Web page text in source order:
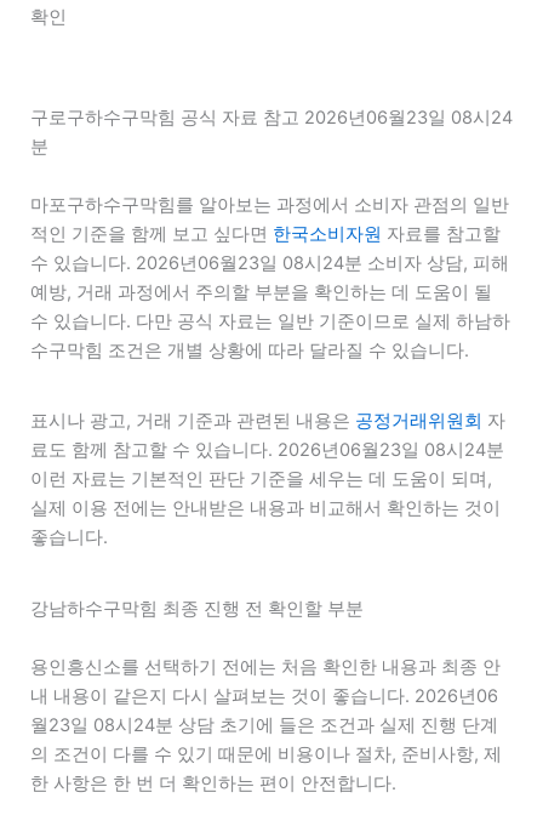
확인
구로구하수구막힘 공식 자료 참고 2026년06월23일 08시24
분
마포구하수구막힘를 알아보는 과정에서 소비자 관점의 일반
적인 기준을 함께 보고 싶다면 한국소비자원 자료를 참고할
수 있습니다. 2026년06월23일 08시24분 소비자 상담, 피해
예방, 거래 과정에서 주의할 부분을 확인하는 데 도움이 될
수 있습니다. 다만 공식 자료는 일반 기준이므로 실제 하남하
수구막힘 조건은 개별 상황에 따라 달라질 수 있습니다.
표시나 광고, 거래 기준과 관련된 내용은 공정거래위원회 자
료도 함께 참고할 수 있습니다. 2026년06월23일 08시24분
이런 자료는 기본적인 판단 기준을 세우는 데 도움이 되며,
실제 이용 전에는 안내받은 내용과 비교해서 확인하는 것이
좋습니다.
강남하수구막힘 최종 진행 전 확인할 부분
용인흥신소를 선택하기 전에는 처음 확인한 내용과 최종 안
내 내용이 같은지 다시 살펴보는 것이 좋습니다. 2026년06
월23일 08시24분 상담 초기에 들은 조건과 실제 진행 단계
의 조건이 다를 수 있기 때문에 비용이나 절차, 준비사항, 제
한 사항은 한 번 더 확인하는 편이 안전합니다.